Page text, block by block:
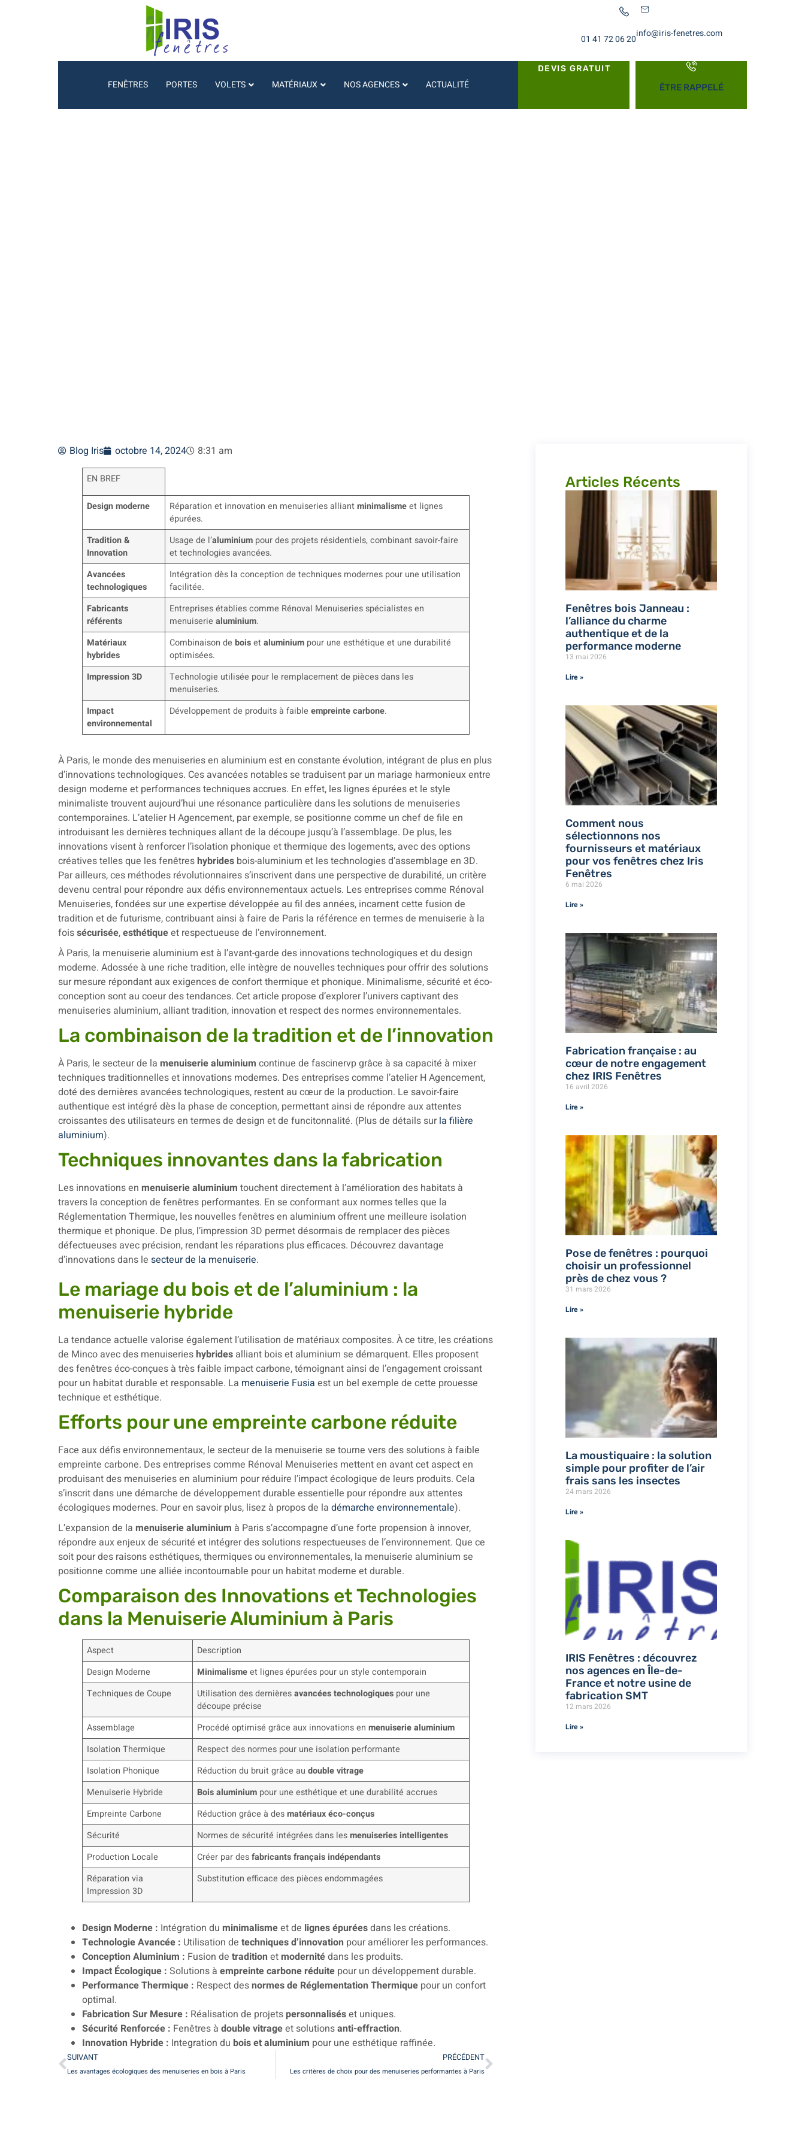
01 41 72 06 20info@iris-fenetres.com
FENÊTRES PORTES VOLETS MATÉRIAUX NOS AGENCES ACTUALITÉ
DEVIS GRATUIT
ÊTRE RAPPELÉ
Blog Iris octobre 14, 2024 8:31 am
EN BREF
Design moderne Réparation et innovation en menuiseries alliantminimalismeet lignes
épurées.
Tradition &
Innovation
Usage de l’aluminium pour des projets résidentiels, combinant savoir-faire
et technologies avancées.
Avancées
technologiques
Intégration dès la conception de techniques modernes pour une utilisation
facilitée.
Fabricants
référents
Entreprises établies comme Rénoval Menuiseries spécialistes en
menuiseriealuminium.
Matériaux
hybrides
Combinaison deboisetaluminium pour une esthétique et une durabilité
optimisées.
Impression 3D
Technologie utilisée pour le remplacement de pièces dans les
menuiseries.
Impact
environnemental
Développement de produits à faibleempreinte carbone.
À Paris, le monde des menuiseries en aluminium est en constante évolution, intégrant de plus en plus
d’innovations technologiques. Ces avancées notables se traduisent par un mariage harmonieux entre
design moderne et performances techniques accrues. En effet, les lignes épurées et le style
minimaliste trouvent aujourd’hui une résonance particulière dans les solutions de menuiseries
contemporaines. L’atelier H Agencement, par exemple, se positionne comme un chef de file en
introduisant les dernières techniques allant de la découpe jusqu’à l’assemblage. De plus, les
innovations visent à renforcer l’isolation phonique et thermique des logements, avec des options
créatives telles que les fenêtreshybrides bois-aluminium et les technologies d’assemblage en 3D.
Par ailleurs, ces méthodes révolutionnaires s’inscrivent dans une perspective de durabilité, un critère
devenu central pour répondre aux défis environnementaux actuels. Les entreprises comme Rénoval
Menuiseries, fondées sur une expertise développée au fil des années, incarnent cette fusion de
tradition et de futurisme, contribuant ainsi à faire de Paris la référence en termes de menuiserie à la
foissécurisée,esthétiqueet respectueuse de l’environnement.
À Paris, la menuiserie aluminium est à l’avant-garde des innovations technologiques et du design
moderne. Adossée à une riche tradition, elle intègre de nouvelles techniques pour offrir des solutions
sur mesure répondant aux exigences de confort thermique et phonique. Minimalisme, sécurité et éco-
conception sont au coeur des tendances. Cet article propose d’explorer l’univers captivant des
menuiseries aluminium, alliant tradition, innovation et respect des normes environnementales.
La combinaison de la tradition et de l’innovation
À Paris, le secteur de la menuiserie aluminium continue de fascinervp grâce à sa capacité à mixer
techniques traditionnelles et innovations modernes. Des entreprises comme l’atelier H Agencement,
doté des dernières avancées technologiques, restent au cœur de la production. Le savoir-faire
authentique est intégré dès la phase de conception, permettant ainsi de répondre aux attentes
croissantes des utilisateurs en termes de design et de funcitonnalité. (Plus de détails surla filière
aluminium).
Techniques innovantes dans la fabrication
Les innovations en menuiserie aluminium touchent directement à l’amélioration des habitats à
travers la conception de fenêtres performantes. En se conformant aux normes telles que la
Réglementation Thermique, les nouvelles fenêtres en aluminium offrent une meilleure isolation
thermique et phonique. De plus, l’impression 3D permet désormais de remplacer des pièces
défectueuses avec précision, rendant les réparations plus efficaces. Découvrez davantage
d’innovations dans le secteur de la menuiserie.
Le mariage du bois et de l’aluminium : la
menuiserie hybride
La tendance actuelle valorise également l’utilisation de matériaux composites. À ce titre, les créations
de Minco avec des menuiserieshybrides alliant bois et aluminium se démarquent. Elles proposent
des fenêtres éco-conçues à très faible impact carbone, témoignant ainsi de l’engagement croissant
pour un habitat durable et responsable. La menuiserie Fusia est un bel exemple de cette prouesse
technique et esthétique.
Efforts pour une empreinte carbone réduite
Face aux défis environnementaux, le secteur de la menuiserie se tourne vers des solutions à faible
empreinte carbone. Des entreprises comme Rénoval Menuiseries mettent en avant cet aspect en
produisant des menuiseries en aluminium pour réduire l’impact écologique de leurs produits. Cela
s’inscrit dans une démarche de développement durable essentielle pour répondre aux attentes
écologiques modernes. Pour en savoir plus, lisez à propos de la démarche environnementale).
L’expansion de la menuiserie aluminium à Paris s’accompagne d’une forte propension à innover,
répondre aux enjeux de sécurité et intégrer des solutions respectueuses de l’environnement. Que ce
soit pour des raisons esthétiques, thermiques ou environnementales, la menuiserie aluminium se
positionne comme une alliée incontournable pour un habitat moderne et durable.
Comparaison des Innovations et Technologies
dans la Menuiserie Aluminium à Paris
Aspect
Description
Design Moderne
Minimalismeet lignes épurées pour un style contemporain
Techniques de Coupe
Utilisation des dernièresavancées technologiques pour une
découpe précise
Assemblage
Procédé optimisé grâce aux innovations enmenuiserie aluminium
Isolation Thermique
Respect des normes pour une isolation performante
Isolation Phonique
Réduction du bruit grâce audouble vitrage
Menuiserie Hybride
Bois aluminium pour une esthétique et une durabilité accrues
Empreinte Carbone
Réduction grâce à desmatériaux éco-conçus
Sécurité
Normes de sécurité intégrées dans lesmenuiseries intelligentes
Production Locale
Créer par desfabricants français indépendants
Réparation via
Impression 3D
Substitution efficace des pièces endommagées
Design Moderne : Intégration du minimalismeet de lignes épuréesdans les créations.
Technologie Avancée : Utilisation de techniques d’innovation pour améliorer les performances.
Conception Aluminium : Fusion de tradition etmodernitédans les produits.
Impact Écologique : Solutions à empreinte carbone réduite pour un développement durable.
Performance Thermique : Respect desnormes de Réglementation Thermique pour un confort
optimal.
Fabrication Sur Mesure : Réalisation de projets personnaliséset uniques.
Sécurité Renforcée : Fenêtres à double vitrageet solutionsanti-effraction.
Innovation Hybride : Integration du bois et aluminium pour une esthétique raffinée.
SUIVANT
Les avantages écologiques des menuiseries en bois à Paris
PRÉCÉDENT
Les critères de choix pour des menuiseries performantes à Paris
Articles Récents
Fenêtres bois Janneau :
l’alliance du charme
authentique et de la
performance moderne
13 mai 2026
Lire »
Comment nous
sélectionnons nos
fournisseurs et matériaux
pour vos fenêtres chez Iris
Fenêtres
6 mai 2026
Lire »
Fabrication française : au
cœur de notre engagement
chez IRIS Fenêtres
16 avril 2026
Lire »
Pose de fenêtres : pourquoi
choisir un professionnel
près de chez vous ?
31 mars 2026
Lire »
La moustiquaire : la solution
simple pour profiter de l’air
frais sans les insectes
24 mars 2026
Lire »
IRIS Fenêtres : découvrez
nos agences en Île-de-
France et notre usine de
fabrication SMT
12 mars 2026
Lire »